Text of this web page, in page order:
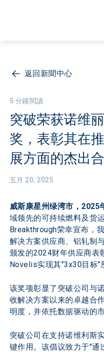
返回新聞中心
5 分鐘閱讀
突破荣获诺维
奖，表彰其在
展方面的杰出
五月 20, 2025
威斯康星州绿湾市，
域领先的可持续燃料及货
Breakthrough荣幸宣布，
解决方案供应商、铝轧制
颁发的2024财年供应商表
Novelis实现其"3x30目标"
该奖项彰显了突破公司与
收解决方案以来的卓越合
明度，并依托数据驱动的
突破公司在支持诺维利斯
键作用。该倡议致力于"通